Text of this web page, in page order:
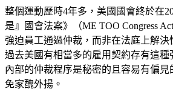
整個運動歷時4年多，美國國會終於在
是』國會法案》（ME TOO Congress
強迫員工通過仲裁，而非在法庭上解決
過去美國有相當多的雇用契約存有這種
內部的仲裁程序是秘密的且容易有偏
免家醜外揚。